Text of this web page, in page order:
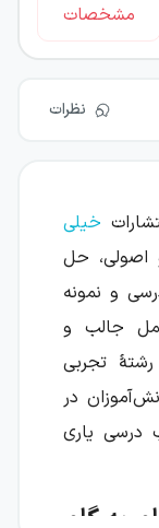
مشخصات
نظرات
خیلی
اصولی، حل
و نمونه
جالب و
تجربی
در
درسی یاری
به گام